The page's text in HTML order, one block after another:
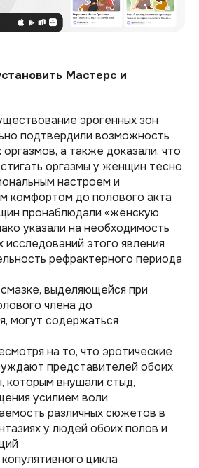
Мастерс и
эрогенных зон
подтвердили возможность
а также доказали, что
оргазмы у женщин тесно
настроем и
комфортом до полового акта
пронаблюдали «женскую
указали на необходимость
исследований этого явления
рефрактерного периода
выделяющейся при
члена до
могут содержаться
на то, что эротические
представителей обоих
которым внушали стыд,
усилием воли
различных сюжетов в
у людей обоих полов и
цикла